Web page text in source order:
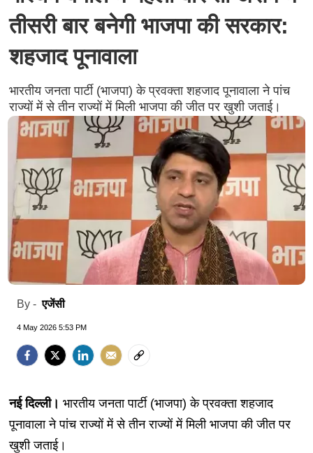
तीसरी बार बनेगी भाजपा की सरकार:
शहजाद पूनावाला
भारतीय जनता पार्टी (भाजपा) के प्रवक्ता शहजाद पूनावाला ने पांच
राज्यों में से तीन राज्यों में मिली भाजपा की जीत पर खुशी जताई।
By -एजेंसी
4 May 2026 5:53 PM
नई दिल्ली। भारतीय जनता पार्टी (भाजपा) के प्रवक्ता शहजाद
पूनावाला ने पांच राज्यों में से तीन राज्यों में मिली भाजपा की जीत पर
खुशी जताई।